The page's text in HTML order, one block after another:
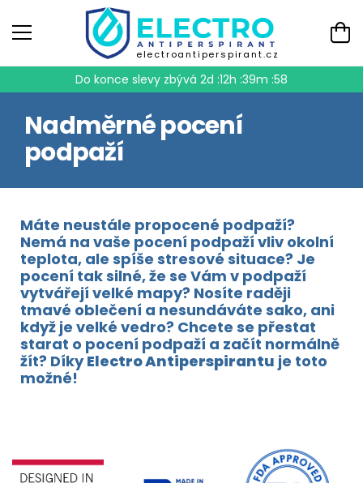
electroantiperspirant.cz
Do konce slevy zbývá 2d :12h :39m :58
Nadměrné pocení
podpaží
Máte neustále propocené podpaží?
Nemá na vaše pocení podpaží vliv okolní
teplota, ale spíše stresové situace? Je
pocení tak silné, že se Vám v podpaží
vytvářejí velké mapy? Nosíte raději
tmavé oblečení a nesundáváte sako, ani
když je velké vedro? Chcete se přestat
starat o pocení podpaží a začít normálně
žít? DíkyElectro Antiperspirantu je toto
možné!